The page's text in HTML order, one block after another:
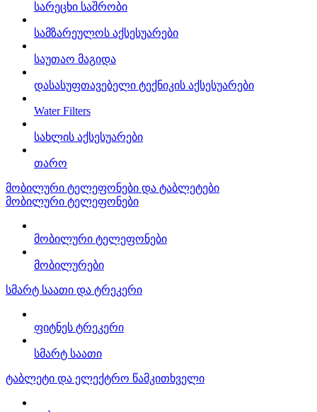
სარეცხი საშრობი
სამზარეულოს აქსესუარები
საუთაო მაგიდა
დასასუფთავებელი ტექნიკის აქსესუარები
Water Filters
სახლის აქსესუარები
თარო
მობილური ტელეფონები და ტაბლეტები
მობილური ტელეფონები
მობილური ტელეფონები
მობილურები
სმარტ საათი და ტრეკერი
ფიტნეს ტრეკერი
სმარტ საათი
ტაბლეტი და ელექტრო წამკითხველი